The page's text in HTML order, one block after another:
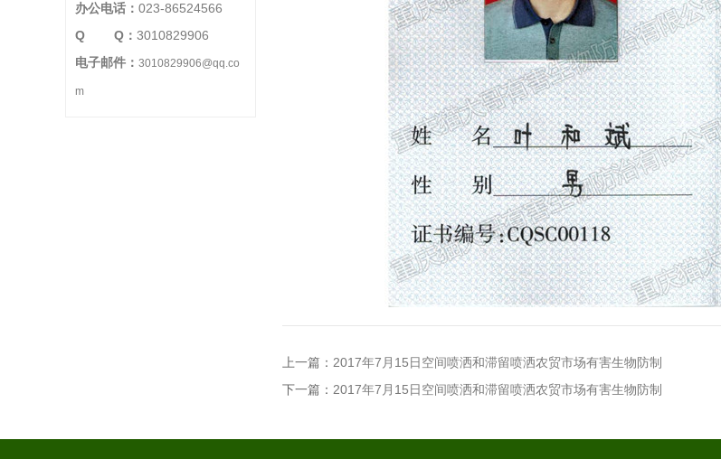
办公电话： 023-86524566
Q Q： 3010829906
电子邮件： 3010829906@qq.co
m
上一篇： 2017年7月15日空间喷洒和滞留喷洒农贸市场有害生物防制
下一篇： 2017年7月15日空间喷洒和滞留喷洒农贸市场有害生物防制